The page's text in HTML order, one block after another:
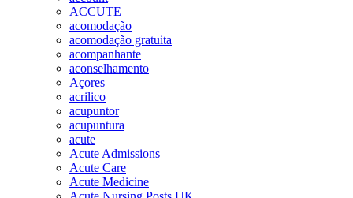
ACCUTE
acomodação
acomodação gratuita
acompanhante
aconselhamento
Açores
acrilico
acupuntor
acupuntura
acute
Acute Admissions
Acute Care
Acute Medicine